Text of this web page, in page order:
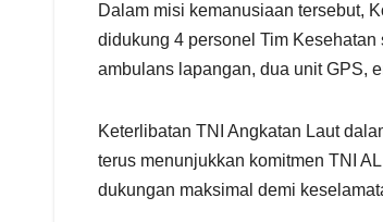
Dalam misi kemanusiaan tersebut,
didukung 4 personel Tim
ambulans lapangan, dua unit GPS,
Keterlibatan TNI Angkatan Laut
terus menunjukkan komitmen TNI
dukungan maksimal demi